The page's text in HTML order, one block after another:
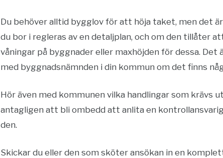
Du behöver alltid bygglov för att höja taket, men det
du bor i regleras av en detaljplan, och om den tillåter
våningar på byggnader eller maxhöjden för dessa.
med byggnadsnämnden i din kommun om det finns
Hör även med kommunen vilka handlingar som
antagligen att bli ombedd att anlita en
den.
Skickar du eller den som sköter ansökan in en